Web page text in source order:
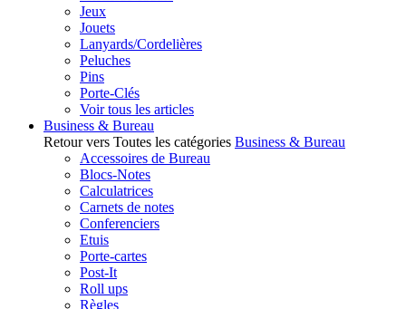
Jeux
Jouets
Lanyards/Cordelières
Peluches
Pins
Porte-Clés
Voir tous les articles
Business & Bureau
Retour vers Toutes les catégories Business & Bureau
Accessoires de Bureau
Blocs-Notes
Calculatrices
Carnets de notes
Conferenciers
Etuis
Porte-cartes
Post-It
Roll ups
Règles